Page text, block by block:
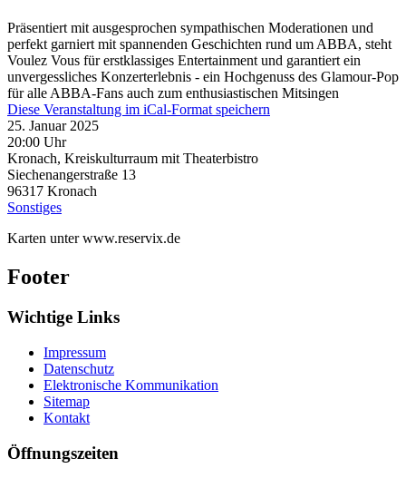
Präsentiert mit ausgesprochen sympathischen Moderationen und
perfekt garniert mit spannenden Geschichten rund um ABBA, steht
Voulez Vous für erstklassiges Entertainment und garantiert ein
unvergessliches Konzerterlebnis - ein Hochgenuss des Glamour-Pop
für alle ABBA-Fans auch zum enthusiastischen Mitsingen
Diese Veranstaltung im iCal-Format speichern
25. Januar 2025
20:00 Uhr
Kronach, Kreiskulturraum mit Theaterbistro
Siechenangerstraße 13
96317 Kronach
Sonstiges
Karten unter www.reservix.de
Footer
Wichtige Links
Impressum
Datenschutz
Elektronische Kommunikation
Sitemap
Kontakt
Öffnungszeiten